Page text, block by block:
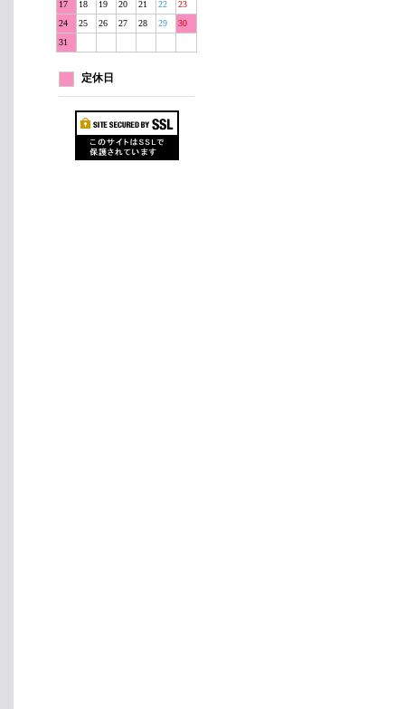
17 18 19 20 21 22
23
24
25 26 27 28 29
30
31
定休日